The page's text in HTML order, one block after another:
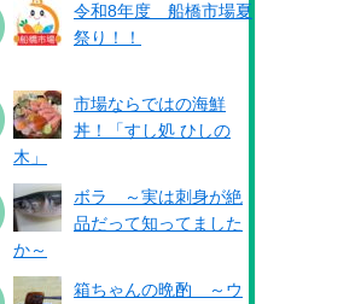
令和8年度 船橋市場夏
祭り！！
市場ならではの海鮮
丼！「すし処 ひしの
木」
ボラ ～実は刺身が絶
品だって知ってました
か～
箱ちゃんの晩酌 ～ウ